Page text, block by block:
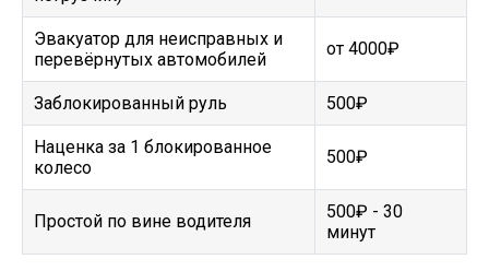
Эвакуатор для неисправных и
перевёрнутых автомобилей
от 4000₽
Заблокированный руль 500₽
Наценка за 1 блокированное
колесо
500₽
Простой по вине водителя
500₽ - 30
минут